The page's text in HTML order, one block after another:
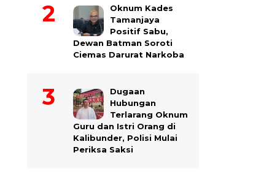
Oknum Kades
Tamanjaya
Positif Sabu,
Dewan Batman Soroti
Ciemas Darurat Narkoba
Dugaan
Hubungan
Terlarang Oknum
Guru dan Istri Orang di
Kalibunder, Polisi Mulai
Periksa Saksi